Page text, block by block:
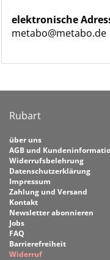
elektronische
metabo@metabo.de
Rubart
über uns
AGB und
Widerrufsbelehrung
Datenschutzerklärung
Impressum
Zahlung und Versand
Kontakt
Newsletter abonnieren
Jobs
FAQ
Barrierefreiheit
Widerruf